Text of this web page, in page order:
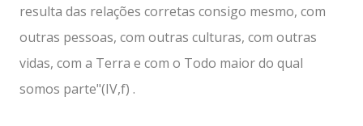
resulta das relações corretas consigo mesmo, com
outras pessoas, com outras culturas, com outras
vidas, com a Terra e com o Todo maior do qual
somos parte"(IV,f) .